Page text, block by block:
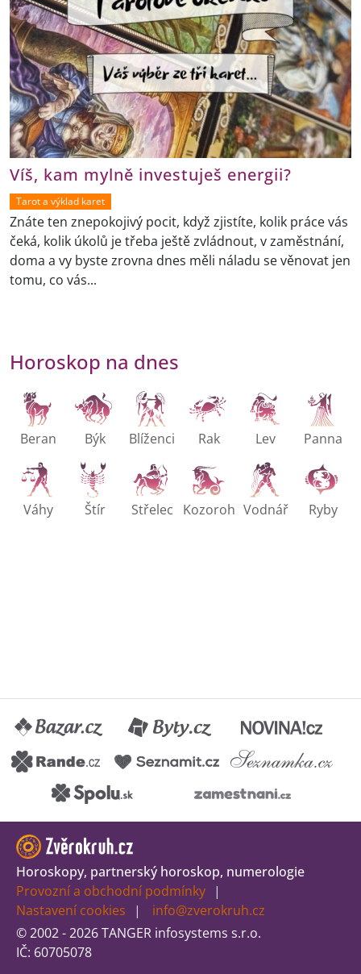
Víš, kam mylně investuješ energii?
Tarot a výklad karet
Znáte ten znepokojivý pocit, když zjistíte, kolik práce vás
čeká, kolik úkolů je třeba ještě zvládnout, v zaměstnání,
doma a vy byste zrovna dnes měli náladu se věnovat jen
tomu, co vás...
Horoskop na dnes
Beran Býk Blíženci Rak Lev Panna
Váhy Štír Střelec Kozoroh Vodnář Ryby
Horoskopy, partnerský horoskop, numerologie
Provozní a obchodní podmínky
Nastavení cookies
info@zverokruh.cz
© 2002 - 2026 TANGER infosystems s.r.o.
IČ: 60705078